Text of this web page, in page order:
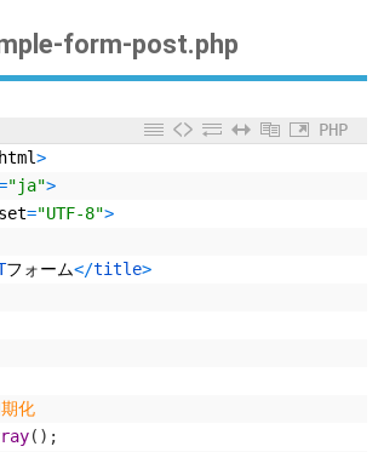
form-post.php
PHP
html>
"ja">
="UTF-8">
フォーム</title>
化
( ) ;